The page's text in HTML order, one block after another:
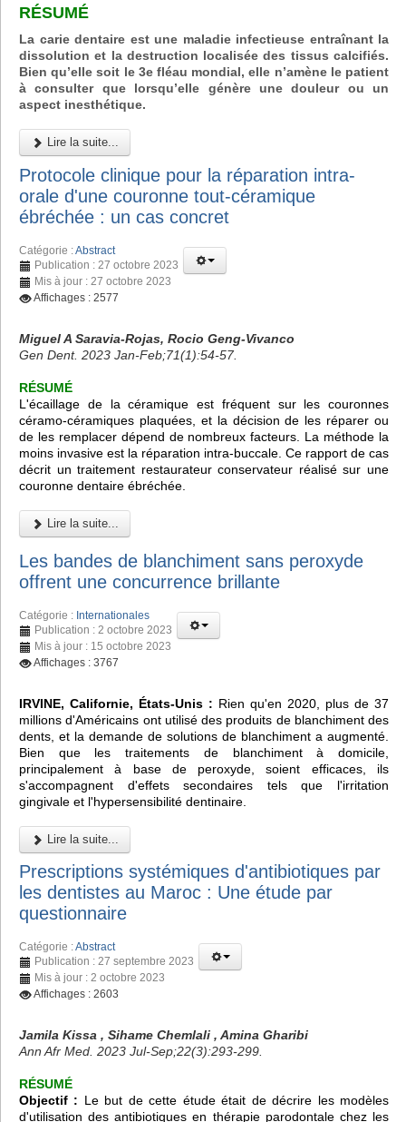
RÉSUMÉ
La carie dentaire est une maladie infectieuse entraînant la
dissolution et la destruction localisée des tissus calcifiés.
Bien qu’elle soit le 3e fléau mondial, elle n’amène le patient
à consulter que lorsqu’elle génère une douleur ou un
aspect inesthétique.
Lire la suite...
Protocole clinique pour la réparation intra-
orale d'une couronne tout-céramique
ébréchée : un cas concret
Catégorie :Abstract
Publication : 27 octobre 2023
Mis à jour : 27 octobre 2023
Affichages : 2577
Miguel A Saravia-Rojas, Rocio Geng-Vivanco
Gen Dent. 2023 Jan-Feb;71(1):54-57.
RÉSUMÉ
L'écaillage de la céramique est fréquent sur les couronnes
céramo-céramiques plaquées, et la décision de les réparer ou
de les remplacer dépend de nombreux facteurs. La méthode la
moins invasive est la réparation intra-buccale. Ce rapport de cas
décrit un traitement restaurateur conservateur réalisé sur une
couronne dentaire ébréchée.
Lire la suite...
Les bandes de blanchiment sans peroxyde
offrent une concurrence brillante
Catégorie : Internationales
Publication : 2 octobre 2023
Mis à jour : 15 octobre 2023
Affichages : 3767
IRVINE, Californie, États-Unis : Rien qu'en 2020, plus de 37
millions d'Américains ont utilisé des produits de blanchiment des
dents, et la demande de solutions de blanchiment a augmenté.
Bien que les traitements de blanchiment à domicile,
principalement à base de peroxyde, soient efficaces, ils
s'accompagnent d'effets secondaires tels que l'irritation
gingivale et l'hypersensibilité dentinaire.
Lire la suite...
Prescriptions systémiques d'antibiotiques par
les dentistes au Maroc : Une étude par
questionnaire
Catégorie :Abstract
Publication : 27 septembre 2023
Mis à jour : 2 octobre 2023
Affichages : 2603
Jamila Kissa , Sihame Chemlali , Amina Gharibi
Ann Afr Med. 2023 Jul-Sep;22(3):293-299.
RÉSUMÉ
Objectif : Le but de cette étude était de décrire les modèles
d'utilisation des antibiotiques en thérapie parodontale chez les